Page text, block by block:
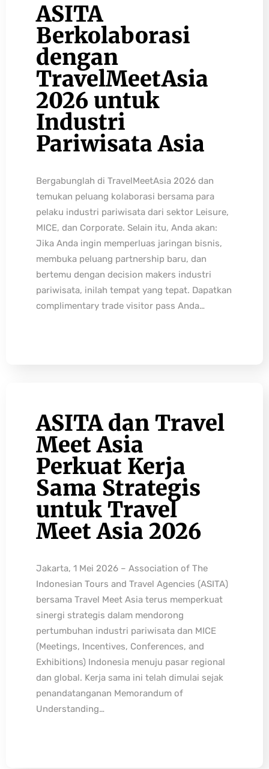
ASITA
Berkolaborasi
dengan
TravelMeetAsia
2026 untuk
Industri
Pariwisata Asia
Bergabunglah di TravelMeetAsia 2026 dan
temukan peluang kolaborasi bersama para
pelaku industri pariwisata dari sektor Leisure,
MICE, dan Corporate. Selain itu, Anda akan:
Jika Anda ingin memperluas jaringan bisnis,
membuka peluang partnership baru, dan
bertemu dengan decision makers industri
pariwisata, inilah tempat yang tepat. Dapatkan
complimentary trade visitor pass Anda…
ASITA dan Travel
Meet Asia
Perkuat Kerja
Sama Strategis
untuk Travel
Meet Asia 2026
Jakarta, 1 Mei 2026 – Association of The
Indonesian Tours and Travel Agencies (ASITA)
bersama Travel Meet Asia terus memperkuat
sinergi strategis dalam mendorong
pertumbuhan industri pariwisata dan MICE
(Meetings, Incentives, Conferences, and
Exhibitions) Indonesia menuju pasar regional
dan global. Kerja sama ini telah dimulai sejak
penandatanganan Memorandum of
Understanding…